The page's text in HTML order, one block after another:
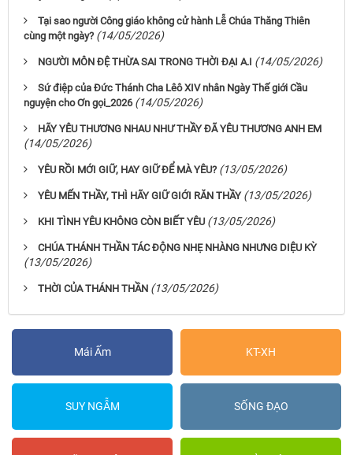
Tại sao người Công giáo không cử hành Lễ Chúa Thăng Thiên
cùng một ngày? (14/05/2026)
NGƯỜI MÔN ĐỆ THỪA SAI TRONG THỜI ĐẠI A.I (14/05/2026)
Sứ điệp của Đức Thánh Cha Lêô XIV nhân Ngày Thế giới Cầu
nguyện cho Ơn gọi_2026 (14/05/2026)
HÃY YÊU THƯƠNG NHAU NHƯ THẦY ĐÃ YÊU THƯƠNG ANH EM
(14/05/2026)
YÊU RỒI MỚI GIỮ, HAY GIỮ ĐỂ MÀ YÊU? (13/05/2026)
YÊU MẾN THẦY, THÌ HÃY GIỮ GIỚI RĂN THẦY (13/05/2026)
KHI TÌNH YÊU KHÔNG CÒN BIẾT YÊU (13/05/2026)
CHÚA THÁNH THẦN TÁC ĐỘNG NHẸ NHÀNG NHƯNG DIỆU KỲ
(13/05/2026)
THỜI CỦA THÁNH THẦN (13/05/2026)
Mái Ấm KT-XH
SUY NGẪM SỐNG ĐẠO